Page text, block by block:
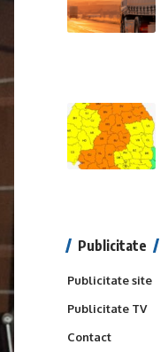
Publicitate
Publicitate site
Publicitate TV
Contact